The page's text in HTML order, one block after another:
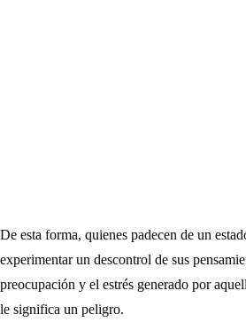
De esta forma, quienes padecen de un
experimentar un descontrol de sus
preocupación y el estrés generado por
le significa un peligro.